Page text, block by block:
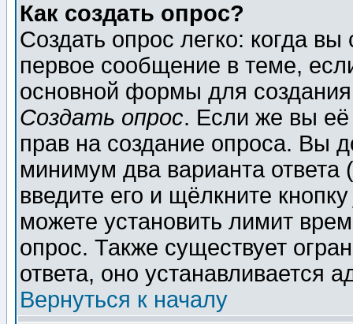
Как создать опрос?
Создать опрос легко: когда
первое сообщение в теме,
основной формы для
Создать опрос. Если же вы её
прав на создание опроса. Вы
минимум два варианта ответа
введите его и щёлкните
можете установить лимит
опрос. Также существует
ответа, оно устанавливается
Вернуться к началу